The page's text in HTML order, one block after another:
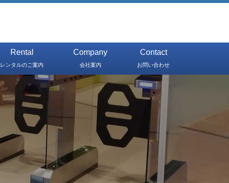
Rental
レンタルのご案内
Company
会社案内
Contact
お問い合わせ